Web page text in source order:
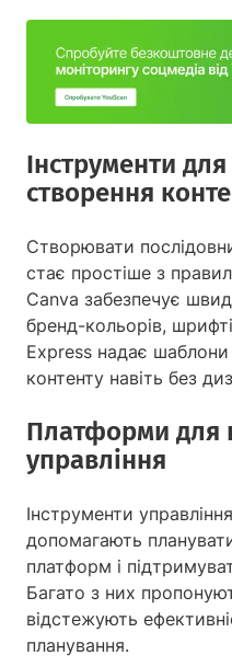
Інструменти
створення
Створювати
стає простіше з
Canva забезпечує
бренд-кольорів,
Express надає
контенту навіть без
Платформи для
управління
Інструменти
допомагають
платформ і
Багато з них
відстежують
планування.